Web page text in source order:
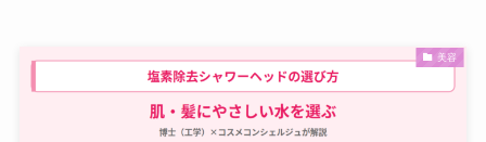
美容